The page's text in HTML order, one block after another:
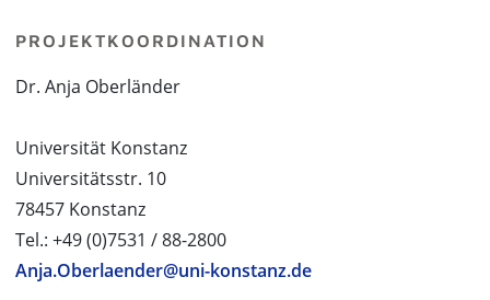
PROJEKTKOORDINATION
Dr. Anja Oberländer
Universität Konstanz
Universitätsstr. 10
78457 Konstanz
Tel.: +49 (0)7531 / 88-2800
Anja.Oberlaender@uni-konstanz.de